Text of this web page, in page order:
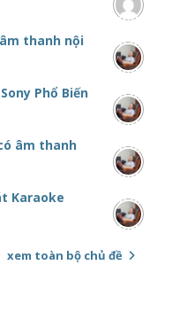
thanh nội
Phổ Biến
âm thanh
Karaoke
xem toàn bộ chủ đề